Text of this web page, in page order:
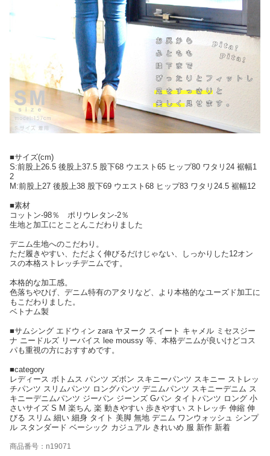
■サイズ(cm)
S:前股上26.5 後股上37.5 股下68 ウエスト65 ヒップ80 ワタリ24 裾幅1
2
M:前股上27 後股上38 股下69 ウエスト68 ヒップ83 ワタリ24.5 裾幅12
■素材
コットン-98％ ポリウレタン-2％
生地と加工にとことんこだわりました
デニム生地へのこだわり。
ただ履きやすい、ただよく伸びるだけじゃない、しっかりした12オン
スの本格ストレッチデニムです。
本格的な加工感。
色落ちやひげ、デニム特有のアタリなど、より本格的なユーズド加工に
もこだわりました。
ベトナム製
■サムシング エドウィン zara ヤヌーク スイート キャメル ミセスジー
ナ ニードルズ リーバイス lee moussy 等、本格デニムが良いけどコス
パも重視の方におすすめです。
■category
レディース ボトムス パンツ ズボン スキニーパンツ スキニー ストレッ
チパンツ スリムパンツ ロングパンツ デニムパンツ スキニーデニム ス
キニーデニムパンツ ジーパン ジーンズ Gパン タイトパンツ ロング 小
さいサイズ S M 楽ちん 楽 動きやすい 歩きやすい ストレッチ 伸縮 伸
びる スリム 細い 細身 タイト 美脚 無地 デニム ワンウォッシュ シンプ
ル スタンダード ベーシック カジュアル きれいめ 服 新作 新着
商品番号：n19071